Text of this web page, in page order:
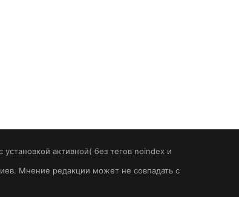
активной( без тегов noindex и
Мнение редакции может не совпадать с